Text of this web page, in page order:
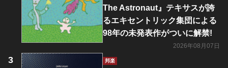
The Astronaut』テキサスが誇
るエキセントリック集団による
98年の未発表作がついに解禁!
2026年08月07日
邦楽